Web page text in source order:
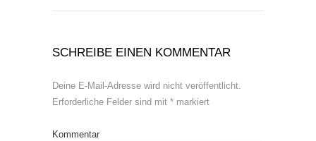
SCHREIBE EINEN KOMMENTAR
Deine E-Mail-Adresse wird nicht veröffentlicht.
Erforderliche Felder sind mit * markiert
Kommentar